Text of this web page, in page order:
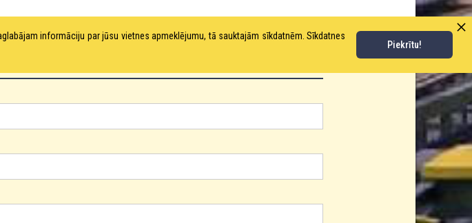
informāciju par jūsu vietnes apmeklējumu, tā sauktajām sīkdatnēm. Sīkdatnes
Piekrītu!